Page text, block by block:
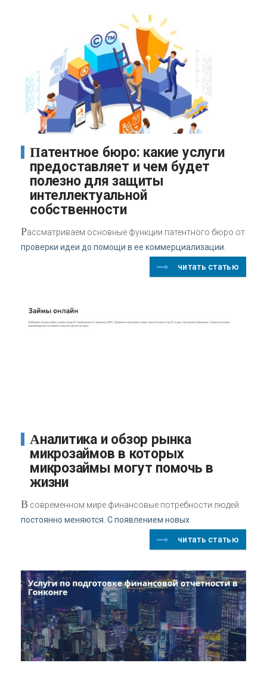
Патентное бюро: какие услуги
предоставляет и чем будет
полезно для защиты
интеллектуальной
собственности
Рассматриваем основные функции патентного бюро от
проверки идеи до помощи в ее коммерциализации.
читать статью
Аналитика и обзор рынка
микрозаймов в которых
микрозаймы могут помочь в
жизни
В современном мире финансовые потребности людей
постоянно меняются. С появлением новых
читать статью